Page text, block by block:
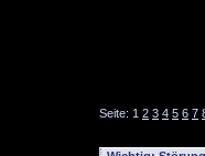
Seite: 1 2 3 4 5 6 7